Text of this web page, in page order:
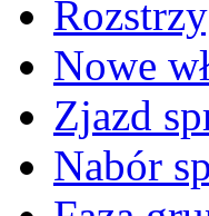
Nowe
Zjazd
Nabór